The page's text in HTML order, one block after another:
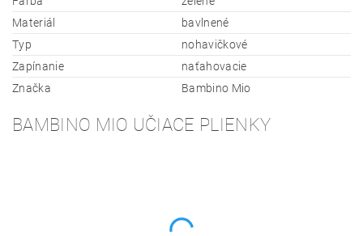
Materiál
bavlnené
Typ
nohavičkové
Zapínanie
naťahovacie
Značka
Bambino Mio
BAMBINO MIO UČIACE PLIENKY